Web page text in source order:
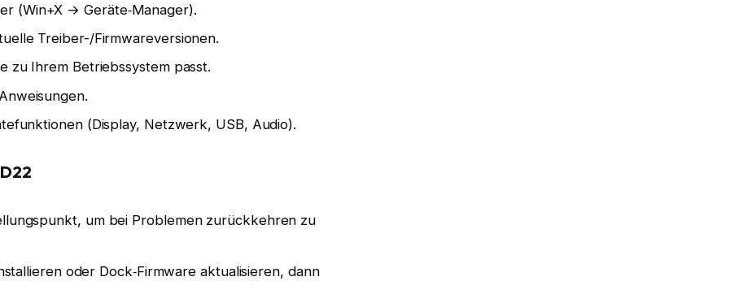
(Win+X → Geräte‑Manager).
Treiber-/Firmwareversionen.
zu Ihrem Betriebssystem passt.
(Display, Netzwerk, USB, Audio).
um bei Problemen zurückkehren zu
oder Dock‑Firmware aktualisieren, dann